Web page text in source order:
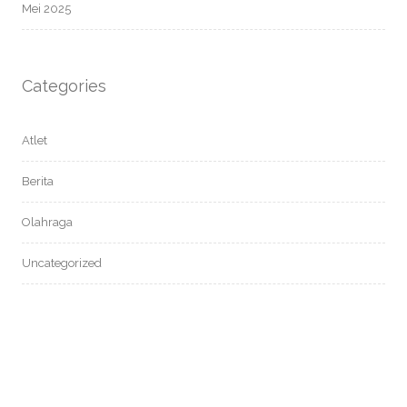
Mei 2025
Categories
Atlet
Berita
Olahraga
Uncategorized